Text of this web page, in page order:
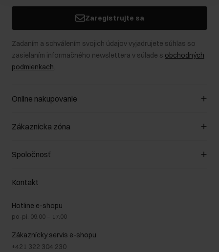
Zaregistrujte sa
Zadaním a schválením svojich údajov vyjadrujete súhlas so
zasielaním informačného newslettera v súlade s obchodných
podmienkach.
Online nakupovanie
Spravovať súbory cookie
Spôsob platby
Vrátenie
Zákaznícka zóna
Zákazníky klub
Pravidlá propagácie
Starostlivosť o kožu
Bezpečné nakupovanie
Blog
Najčastejšie kladené otázky (FAQ)
Spoločnosť
O nás
GDPR - Zásady ochrany osobných údajov
Právne informácie
Kontakt
Hotline e-shopu
po-pi: 09:00 – 17:00
Zákaznícky servis e-shopu
+421 322 304 230